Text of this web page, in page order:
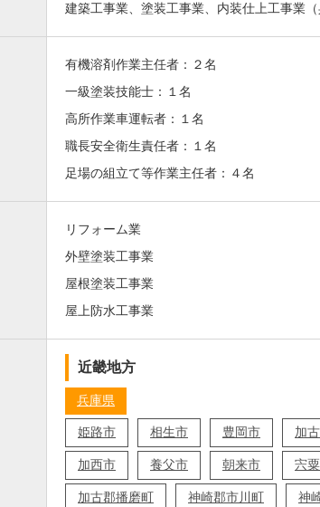
建築工事業、塗装工事業、内装仕上工事業
有機溶剤作業主任者：２名
一級塗装技能士：１名
高所作業車運転者：１名
職長安全衛生責任者：１名
足場の組立て等作業主任者：４名
リフォーム業
外壁塗装工事業
屋根塗装工事業
屋上防水工事業
近畿地方
兵庫県
姫路市 相生市 豊岡市 加
加西市 養父市 朝来市 宍
加古郡播磨町 神崎郡市川町 神